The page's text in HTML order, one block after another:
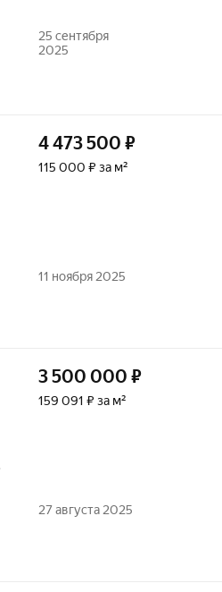
25 сентября
2025
4 473 500 ₽
115 000 ₽ за м²
11 ноября 2025
3 500 000 ₽
159 091 ₽ за м²
27 августа 2025